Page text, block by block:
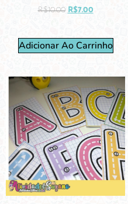
R$10.00 R$7.00
Adicionar Ao Carrinho